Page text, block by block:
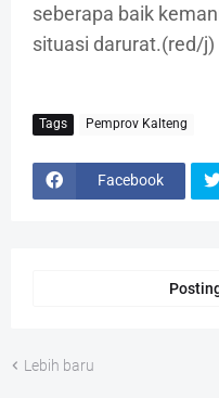
seberapa baik
situasi darurat.(red/j)
Tags Pemprov Kalteng
Facebook
Lebih baru